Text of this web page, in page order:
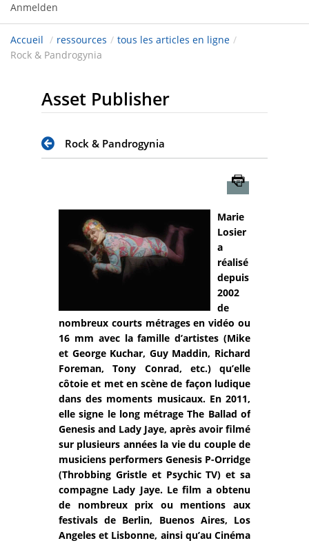
Anmelden
Accueil / ressources / tous les articles en ligne /
Rock & Pandrogynia
Asset Publisher
Rock & Pandrogynia
Marie
Losier
a
réalisé
depuis
2002
de
nombreux courts métrages en vidéo ou
16 mm avec la famille d’artistes (Mike
et George Kuchar, Guy Maddin, Richard
Foreman, Tony Conrad, etc.) qu’elle
côtoie et met en scène de façon ludique
dans des moments musicaux. En 2011,
elle signe le long métrage The Ballad of
Genesis and Lady Jaye, après avoir filmé
sur plusieurs années la vie du couple de
musiciens performers Genesis P-Orridge
(Throbbing Gristle et Psychic TV) et sa
compagne Lady Jaye. Le film a obtenu
de nombreux prix ou mentions aux
festivals de Berlin, Buenos Aires, Los
Angeles et Lisbonne, ainsi qu’au Cinéma